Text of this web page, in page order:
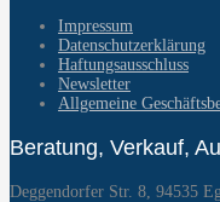
Impressum
Datenschutzerklärung
Haftungsausschluss
Newsletter
Allgemeine
Beratung, Verkauf,
Deggendorfer Str. 8, 94535